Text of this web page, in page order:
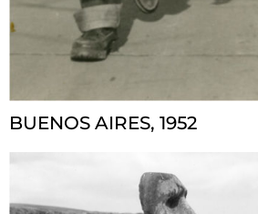
BUENOS AIRES, 1952